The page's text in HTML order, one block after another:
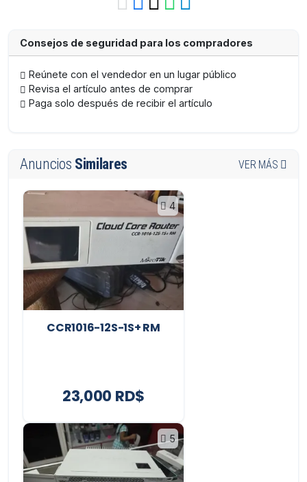
Consejos de seguridad para los compradores
Reúnete con el vendedor en un lugar público
Revisa el artículo antes de comprar
Paga solo después de recibir el artículo
Anuncios Similares VER MÁS
4
CCR1016-12S-1S+ RM
23,000 RD$
5